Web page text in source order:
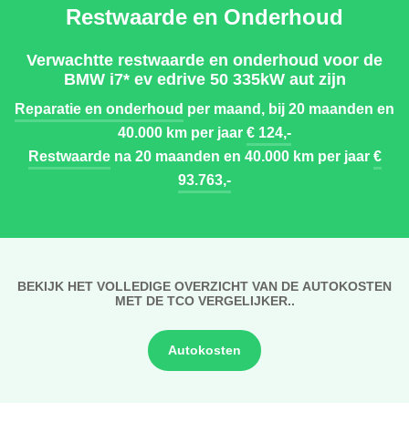
Restwaarde en Onderhoud
Verwachtte restwaarde en onderhoud voor de
BMW i7* ev edrive 50 335kW aut zijn
Reparatie en onderhoud per maand, bij 20 maanden en
40.000 km per jaar€ 124,-
Restwaardena 20 maanden en 40.000 km per jaar€
93.763,-
BEKIJK HET VOLLEDIGE OVERZICHT VAN DE AUTOKOSTEN
MET DE TCO VERGELIJKER..
Autokosten